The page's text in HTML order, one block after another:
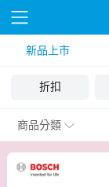
新品上市
折扣
商品分類